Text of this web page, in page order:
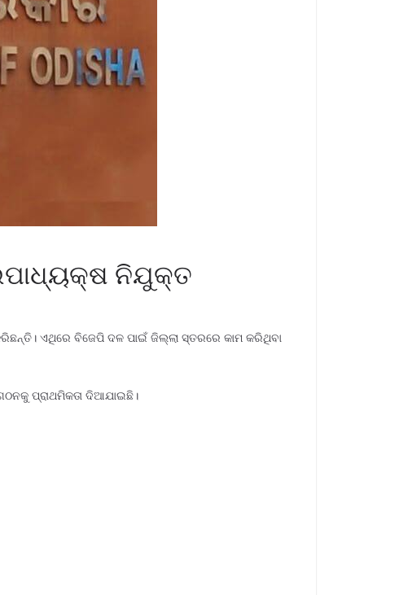
ନିଯୁକ୍ତ
ଏଥିରେ ବିଜେପି ଦଳ ପାଇଁ ଜିଲ୍ଲା ସ୍ତରରେ କାମ କରିଥିବା
ପ୍ରାଥମିକତା ଦିଆଯାଇଛି।